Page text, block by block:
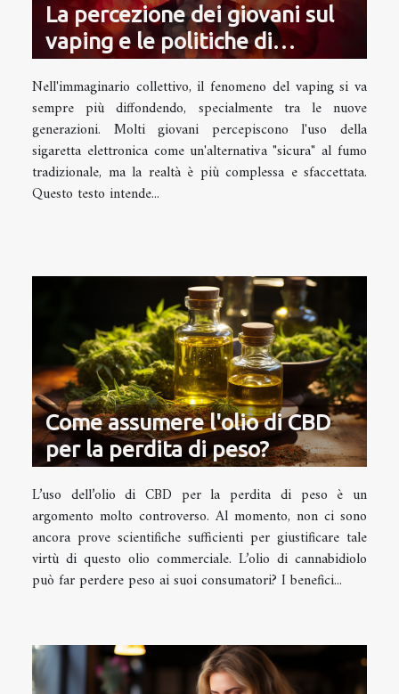
La percezione dei giovani sul
vaping e le politiche di
prevenzione
Nell'immaginario collettivo, il fenomeno del vaping si va
sempre più diffondendo, specialmente tra le nuove
generazioni. Molti giovani percepiscono l'uso della
sigaretta elettronica come un'alternativa "sicura" al fumo
tradizionale, ma la realtà è più complessa e sfaccettata.
Questo testo intende...
Come assumere l'olio di CBD
per la perdita di peso?
L’uso dell’olio di CBD per la perdita di peso è un
argomento molto controverso. Al momento, non ci sono
ancora prove scientifiche sufficienti per giustificare tale
virtù di questo olio commerciale. L’olio di cannabidiolo
può far perdere peso ai suoi consumatori? I benefici...